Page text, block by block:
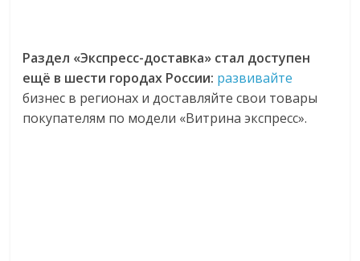
Раздел «Экспресс-доставка» стал доступен
ещё в шести городах России: развивайте
бизнес в регионах и доставляйте свои товары
покупателям по модели «Витрина экспресс».